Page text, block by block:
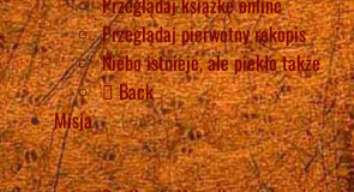
Przeglądaj pierwotny rękopis
Niebo istnieje, ale piekło także
Back
Misja